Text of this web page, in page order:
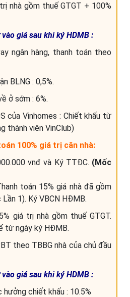
nhà gồm thuế GTGT + 100%
giá sau khi ký HDMB :
ngân hàng, thanh toán theo
BLNG : 0,5%.
ở sớm : 6%.
của Vinhomes : Chiết khấu từ
thành viên VinClub)
100% giá trị căn nhà:
vnđ và Ký TTĐC. (Mốc
toán 15% giá nhà đã gồm
1). Ký VBCN HĐMB.
giá trị nhà gồm thuế GTGT.
từ ngày ký HĐMB.
theo TBBG nhà của chủ đầu
giá sau khi ký HDMB :
chiết khấu : 10.5%